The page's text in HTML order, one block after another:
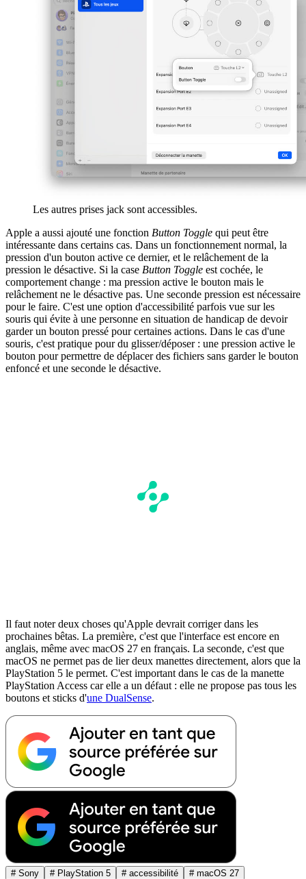
Les autres prises jack sont accessibles.
Apple a aussi ajouté une fonction Button Toggle qui peut être
intéressante dans certains cas. Dans un fonctionnement normal, la
pression d'un bouton active ce dernier, et le relâchement de la
pression le désactive. Si la case Button Toggle est cochée, le
comportement change : ma pression active le bouton mais le
relâchement ne le désactive pas. Une seconde pression est nécessaire
pour le faire. C'est une option d'accessibilité parfois vue sur les
souris qui évite à une personne en situation de handicap de devoir
garder un bouton pressé pour certaines actions. Dans le cas d'une
souris, c'est pratique pour du glisser/déposer : une pression active le
bouton pour permettre de déplacer des fichiers sans garder le bouton
enfoncé et une seconde le désactive.
Il faut noter deux choses qu'Apple devrait corriger dans les
prochaines bêtas. La première, c'est que l'interface est encore en
anglais, même avec macOS 27 en français. La seconde, c'est que
macOS ne permet pas de lier deux manettes directement, alors que la
PlayStation 5 le permet. C'est important dans le cas de la manette
PlayStation Access car elle a un défaut : elle ne propose pas tous les
boutons et sticks d'une DualSense.
# Sony # PlayStation 5 # accessibilité # macOS 27